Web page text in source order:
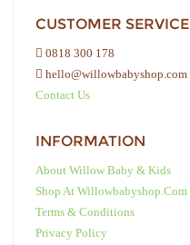
CUSTOMER SERVICE
0818 300 178
hello@willowbabyshop.com
Contact Us
INFORMATION
About Willow Baby & Kids
Shop At Willowbabyshop.com
Terms & Conditions
Privacy Policy